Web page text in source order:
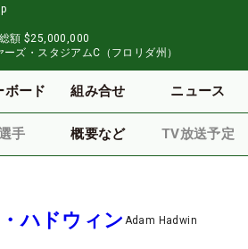
額 $25,000,000
ズ・スタジアムC（フロリダ州）
ボード 組み合せ ニュース
手 概要など TV放送予定
ハドウィン Adam Hadwin